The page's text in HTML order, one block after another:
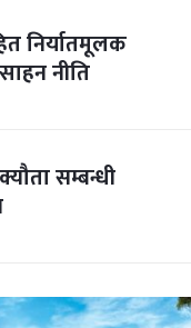
निर्यातमूलक
नीति
सम्बन्धी